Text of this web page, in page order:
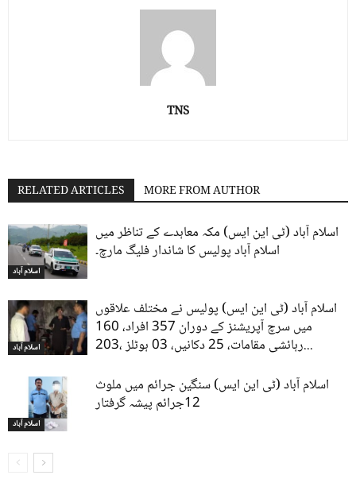
TNS
RELATED ARTICLES MORE FROM AUTHOR
اسلام آباد
اسلام آباد (ٹی این ایس) مکہ معاہدے کے تناظر میں
اسلام آباد پولیس کا شاندار فلیگ مارچ۔
اسلام آباد
اسلام آباد (ٹی این ایس) پولیس نے مختلف علاقوں
میں سرچ آپریشنز کے دوران 357 افراد، 160
رہائشی مقامات، 25 دکانیں، 03 ہوٹلز ،203...
اسلام آباد
اسلام آباد (ٹی این ایس) سنگین جرائم میں ملوث
12جرائم پیشہ گرفتار